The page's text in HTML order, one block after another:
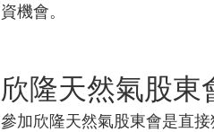
資機會。
欣隆天然氣股東
參加欣隆天然氣股東會是直